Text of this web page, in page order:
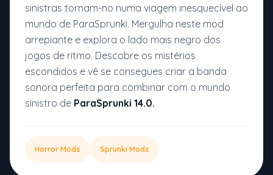
sinistras tornam-no numa viagem inesquecível ao
mundo de ParaSprunki. Mergulha neste mod
arrepiante e explora o lado mais negro dos
jogos de ritmo. Descobre os mistérios
escondidos e vê se consegues criar a banda
sonora perfeita para combinar com o mundo
sinistro de ParaSprunki 14.0.
Horror Mods Sprunki Mods